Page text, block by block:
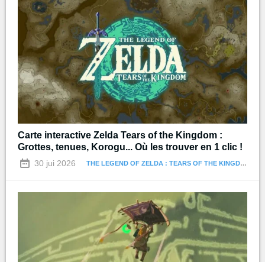
Carte interactive Zelda Tears of the Kingdom :
Grottes, tenues, Korogu... Où les trouver en 1 clic !
30 jui 2026 THE LEGEND OF ZELDA : TEARS OF THE KINGDOM